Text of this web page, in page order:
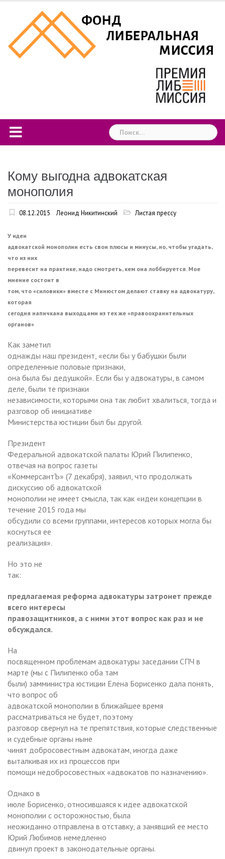
content
Найти:
Кому выгодна адвокатская
монополия
08.12.2015 Леонид Никитинский Листая прессу
У идеи
адвокатской монополии есть свои плюсы и минусы, но, чтобы угадать,
что из них
перевесит на практике, надо смотреть, кем она лоббируется. Мое
мнение состоит в
том, что «силовики» вместе с Минюстом делают ставку на адвокатуру,
которая
сегодня напичкана выходцами из тех же «правоохранительных
органов»
Как заметил
однажды наш президент, «если бы у бабушки были
определенные половые признаки,
она была бы дедушкой». Если бы у адвокатуры, в самом
деле, были те признаки
независимости, которыми она так любит хвалиться, тогда и
разговор об инициативе
Министерства юстиции был бы другой.
Президент
Федеральной адвокатской палаты Юрий Пилипенко,
отвечая на вопрос газеты
«КоммерсантЪ» (7 декабря), заявил, что продолжать
дискуссию об адвокатской
монополии не имеет смысла, так как «идеи концепции в
течение 2015 года мы
обсудили со всеми группами, интересов которых могла бы
коснуться ее
реализация».
Но это не
так:
предлагаемая реформа адвокатуры затронет прежде
всего интересы
правозащитников, а с ними этот вопрос как раз и не
обсуждался.
На
посвященном проблемам адвокатуры заседании СПЧ в
марте (мы с Пилипенко оба там
были) замминистра юстиции Елена Борисенко дала понять,
что вопрос об
адвокатской монополии в ближайшее время
рассматриваться не будет, поэтому
разговор свернул на те препятствия, которые следственные
и судебные органы ныне
чинят добросовестным адвокатам, иногда даже
выталкивая их из процессов при
помощи недобросовестных «адвокатов по назначению».
Однако в
июле Борисенко, относившаяся к идее адвокатской
монополии с осторожностью, была
неожиданно отправлена в отставку, а занявший ее место
Юрий Любимов немедленно
двинул проект в законодательные органы.